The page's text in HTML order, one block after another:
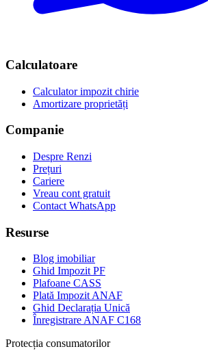
Calculatoare
Calculator impozit chirie
Amortizare proprietăți
Companie
Despre Renzi
Prețuri
Cariere
Vreau cont gratuit
Contact WhatsApp
Resurse
Blog imobiliar
Ghid Impozit PF
Plafoane CASS
Plată Impozit ANAF
Ghid Declarația Unică
Înregistrare ANAF C168
Protecția consumatorilor